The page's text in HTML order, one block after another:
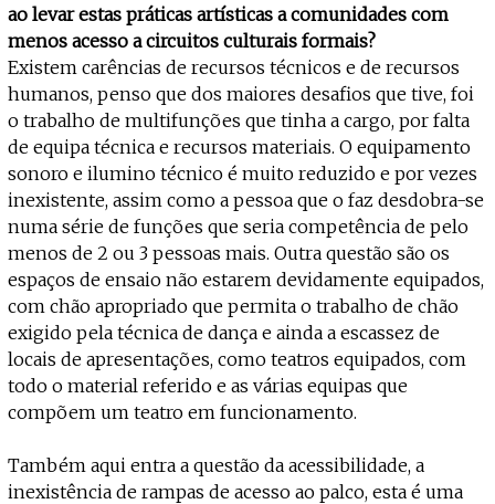
ao levar estas práticas artísticas a comunidades com
menos acesso a circuitos culturais formais?
Existem carências de recursos técnicos e de recursos
humanos, penso que dos maiores desafios que tive, foi
o trabalho de multifunções que tinha a cargo, por falta
de equipa técnica e recursos materiais. O equipamento
sonoro e ilumino técnico é muito reduzido e por vezes
inexistente, assim como a pessoa que o faz desdobra-se
numa série de funções que seria competência de pelo
menos de 2 ou 3 pessoas mais. Outra questão são os
espaços de ensaio não estarem devidamente equipados,
com chão apropriado que permita o trabalho de chão
exigido pela técnica de dança e ainda a escassez de
locais de apresentações, como teatros equipados, com
todo o material referido e as várias equipas que
compõem um teatro em funcionamento.
Também aqui entra a questão da acessibilidade, a
inexistência de rampas de acesso ao palco, esta é uma